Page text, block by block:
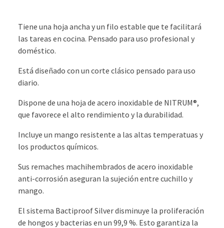
Tiene una hoja ancha y un filo estable que te facilitará
las tareas en cocina. Pensado para uso profesional y
doméstico.
Está diseñado con un corte clásico pensado para uso
diario.
Dispone de una hoja de acero inoxidable de NITRUM®,
que favorece el alto rendimiento y la durabilidad.
Incluye un mango resistente a las altas temperatuas y
los productos químicos.
Sus remaches machihembrados de acero inoxidable
anti-corrosión aseguran la sujeción entre cuchillo y
mango.
El sistema Bactiproof Silver disminuye la proliferación
de hongos y bacterias en un 99,9 %. Esto garantiza la